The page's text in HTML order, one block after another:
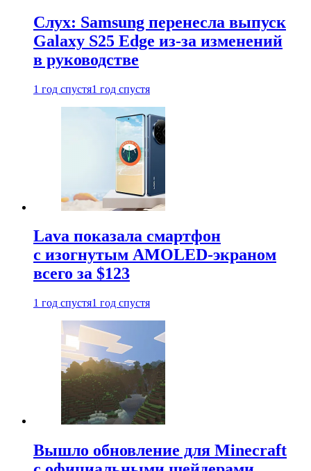
Слух: Samsung перенесла выпуск
Galaxy S25 Edge из-за изменений
в руководстве
1 год спустя1 год спустя
Lava показала смартфон
с изогнутым AMOLED-экраном
всего за $123
1 год спустя1 год спустя
Вышло обновление для Minecraft